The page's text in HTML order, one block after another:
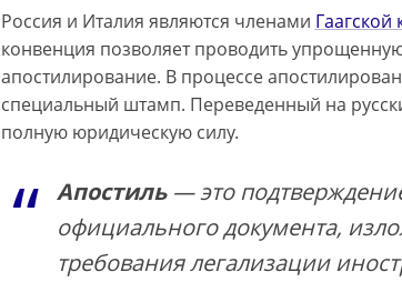
Россия и Италия являются членами Гаагской
конвенция позволяет проводить
апостилирование. В процессе
специальный штамп. Переведенный на
полную юридическую силу.
Апостиль— это
официального документа,
требования легализации